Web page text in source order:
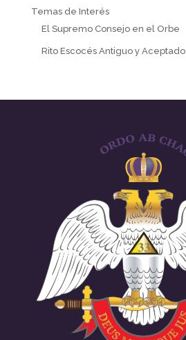
Temas de Interés
El Supremo Consejo en el Orbe
Rito Escocés Antiguo y Aceptado